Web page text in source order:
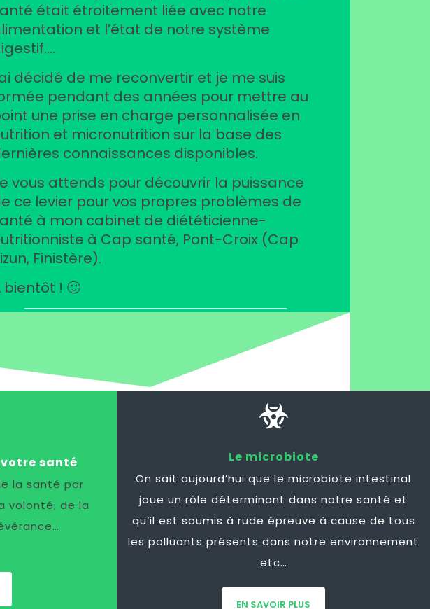
était étroitement liée avec notre
et l’état de notre système
décidé de me reconvertir et je me suis
pendant des années pour mettre au
une prise en charge personnalisée en
et micronutrition sur la base des
connaissances disponibles.
vous attends pour découvrir la puissance
ce levier pour vos propres problèmes de
à mon cabinet de diététicienne-
à Cap santé, Pont-Croix (Cap
Finistère).
bientôt ! 🙂
santé
la santé par
volonté, de la
Le microbiote
On sait aujourd’hui que le microbiote intestinal
joue un rôle déterminant dans notre santé et
qu’il est soumis à rude épreuve à cause de tous
les polluants présents dans notre environnement
etc…
EN SAVOIR PLUS